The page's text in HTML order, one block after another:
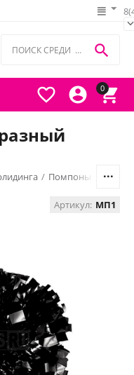
0




/ Помпоны
Артикул: МП1